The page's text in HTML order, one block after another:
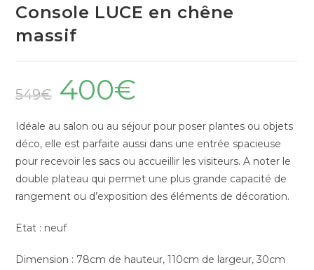
Console LUCE en chêne
massif
549€ 400€
Idéale au salon ou au séjour pour poser plantes ou objets
déco, elle est parfaite aussi dans une entrée spacieuse
pour recevoir les sacs ou accueillir les visiteurs. A noter le
double plateau qui permet une plus grande capacité de
rangement ou d’exposition des éléments de décoration.
Etat : neuf
Dimension : 78cm de hauteur, 110cm de largeur, 30cm